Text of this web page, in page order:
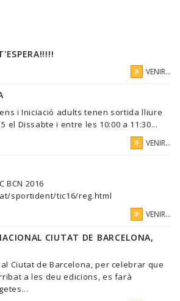
VENIR...
i Iniciació adults tenen sortida lliure
el Dissabte i entre les 10:00 a 11:30...
VENIR...
BCN 2016
sportident/tic16/reg.html
VENIR...
CIUTAT DE BARCELONA,
Ciutat de Barcelona, per celebrar que
a les deu edicions, es farà